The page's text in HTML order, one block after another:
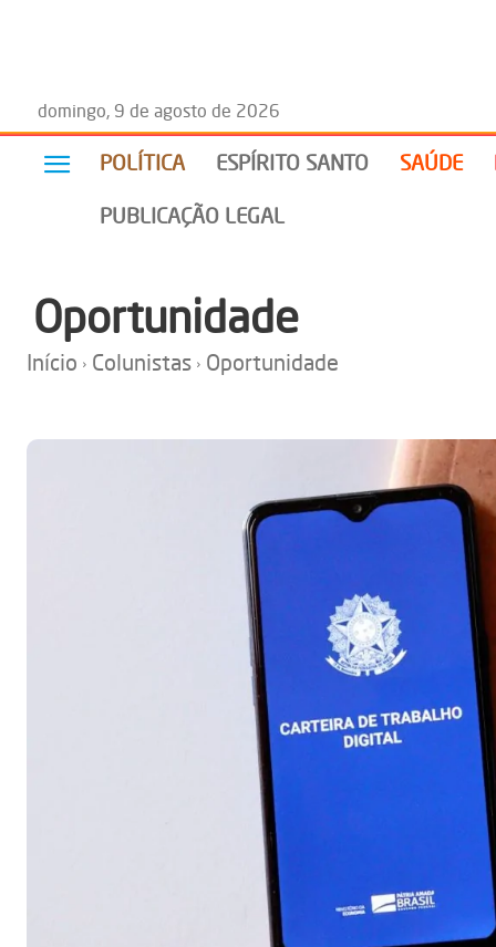
domingo, 9 de agosto de 2026
POLÍTICA ESPÍRITO SANTO SAÚDE
PUBLICAÇÃO LEGAL
Oportunidade
Início Colunistas Oportunidade